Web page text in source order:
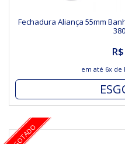
Fechadura Aliança 55mm
em até 6x de